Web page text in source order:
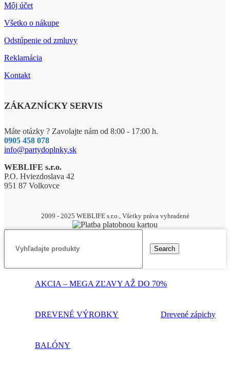
Môj účet
Všetko o nákupe
Odstúpenie od zmluvy
Reklamácia
Kontakt
ZÁKAZNÍCKY SERVIS
Máte otázky ? Zavolajte nám od 8:00 - 17:00 h.
0905 458 078
info@partydoplnky.sk
WEBLIFE s.r.o.
P.O. Hviezdoslava 42
951 87 Volkovce
2009 - 2025 WEBLIFE s.r.o., Všetky práva vyhradené
Search
AKCIA – MEGA ZĽAVY AŽ DO 70%
DREVENÉ VÝROBKY Drevené zápichy
BALÓNY